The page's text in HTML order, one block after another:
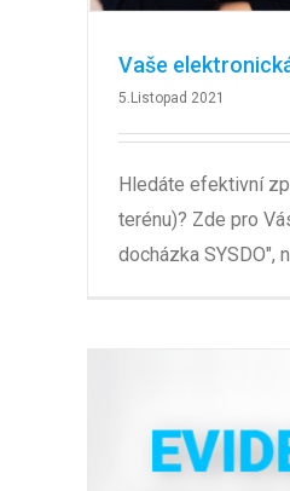
Vaše
5.Listopad 2021
Hledáte efektivní
terénu)? Zde pro
docházka SYSDO",